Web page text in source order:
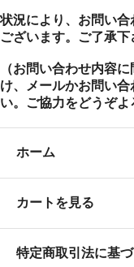
状況により、お問い
ございます。ご了承下
（お問い合わせ内容
け、メールかお問い
い。ご協力をどうぞよ
ホーム
カートを見る
特定商取引法に基